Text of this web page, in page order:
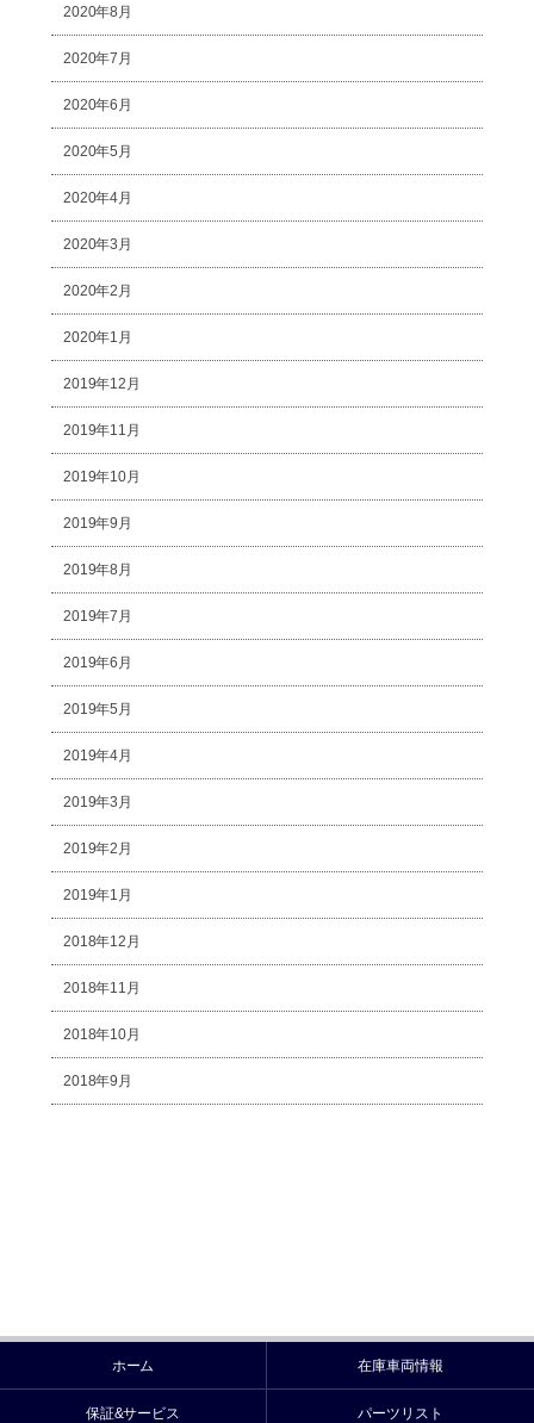
2020年8月
2020年7月
2020年6月
2020年5月
2020年4月
2020年3月
2020年2月
2020年1月
2019年12月
2019年11月
2019年10月
2019年9月
2019年8月
2019年7月
2019年6月
2019年5月
2019年4月
2019年3月
2019年2月
2019年1月
2018年12月
2018年11月
2018年10月
2018年9月
ホーム 在庫車両情報
保証&サービス パーツリスト